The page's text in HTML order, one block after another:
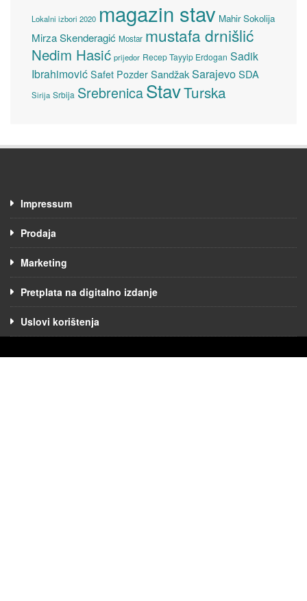
Lokalni izbori 2020 magazin stav Mahir Sokolija
Mirza Skenderagić Mostar mustafa drnišlić
Nedim Hasić prijedor Recep Tayyip Erdogan Sadik
Ibrahimović Safet Pozder SandžakSarajevoSDA
Sirija Srbija SrebrenicaStavTurska
Impressum
Prodaja
Marketing
Pretplata na digitalno izdanje
Uslovi korištenja